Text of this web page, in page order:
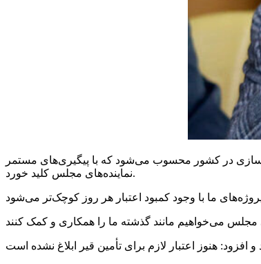
در کشور محسوب می‌شود که با پیگیری‌های مستمر
نماینده‌های مجلس کلید خورد.